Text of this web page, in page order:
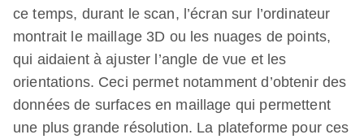
ce temps, durant le scan, l’écran sur l’ordinateur
montrait le maillage 3D ou les nuages de points,
qui aidaient à ajuster l’angle de vue et les
orientations. Ceci permet notamment d’obtenir des
données de surfaces en maillage qui permettent
une plus grande résolution. La plateforme pour ces